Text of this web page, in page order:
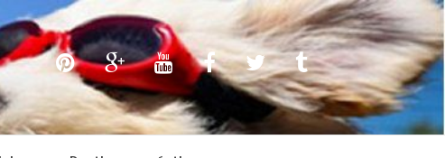
PinterestGoogle+YoutubeFacebookTwitterTumblr